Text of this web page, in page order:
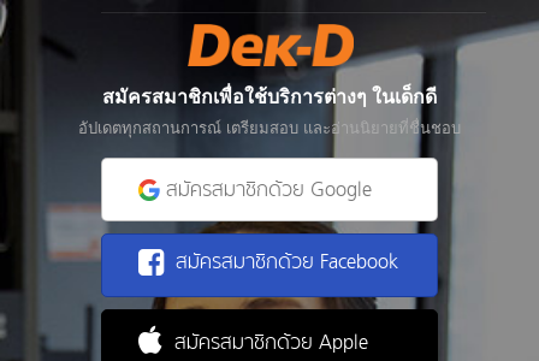
สมัครสมาชิกเพื่อใช้บริการต่างๆ ในเด็กดี
อัปเดตทุกสถานการณ์ เตรียมสอบ และอ่านนิยายที่ชื่นชอบ
สมัครสมาชิกด้วย Google
สมัครสมาชิกด้วย Facebook
สมัครสมาชิกด้วย Apple